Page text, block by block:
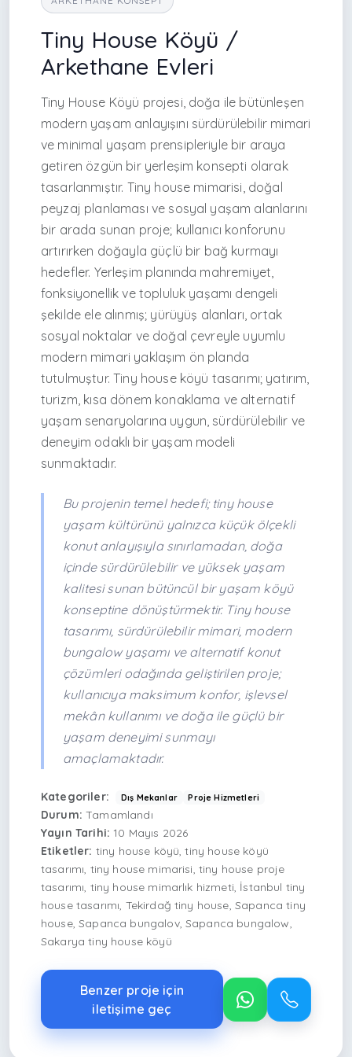
Tiny House Köyü /
Arkethane Evleri
Tiny House Köyü projesi, doğa ile bütünleşen
modern yaşam anlayışını sürdürülebilir mimari
ve minimal yaşam prensipleriyle bir araya
getiren özgün bir yerleşim konsepti olarak
tasarlanmıştır. Tiny house mimarisi, doğal
peyzaj planlaması ve sosyal yaşam alanlarını
bir arada sunan proje; kullanıcı konforunu
artırırken doğayla güçlü bir bağ kurmayı
hedefler. Yerleşim planında mahremiyet,
fonksiyonellik ve topluluk yaşamı dengeli
şekilde ele alınmış; yürüyüş alanları, ortak
sosyal noktalar ve doğal çevreyle uyumlu
modern mimari yaklaşım ön planda
tutulmuştur. Tiny house köyü tasarımı; yatırım,
turizm, kısa dönem konaklama ve alternatif
yaşam senaryolarına uygun, sürdürülebilir ve
deneyim odaklı bir yaşam modeli
sunmaktadır.
Bu projenin temel hedefi; tiny house
yaşam kültürünü yalnızca küçük ölçekli
konut anlayışıyla sınırlamadan, doğa
içinde sürdürülebilir ve yüksek yaşam
kalitesi sunan bütüncül bir yaşam köyü
konseptine dönüştürmektir. Tiny house
tasarımı, sürdürülebilir mimari, modern
bungalow yaşamı ve alternatif konut
çözümleri odağında geliştirilen proje;
kullanıcıya maksimum konfor, işlevsel
mekân kullanımı ve doğa ile güçlü bir
yaşam deneyimi sunmayı
amaçlamaktadır.
Kategoriler: Dış Mekanlar Proje Hizmetleri
Durum: Tamamlandı
Yayın Tarihi: 10 Mayıs 2026
Etiketler: tiny house köyü, tiny house köyü
tasarımı, tiny house mimarisi, tiny house proje
tasarımı, tiny house mimarlık hizmeti, İstanbul tiny
house tasarımı, Tekirdağ tiny house, Sapanca tiny
house, Sapanca bungalov, Sapanca bungalow,
Sakarya tiny house köyü
Benzer proje için
iletişime geç